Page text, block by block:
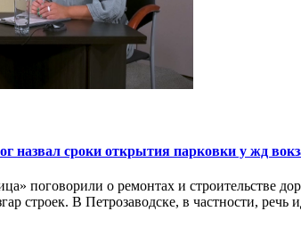
назвал сроки открытия парковки у жд
поговорили о ремонтах и строительстве
строек. В Петрозаводске, в частности,